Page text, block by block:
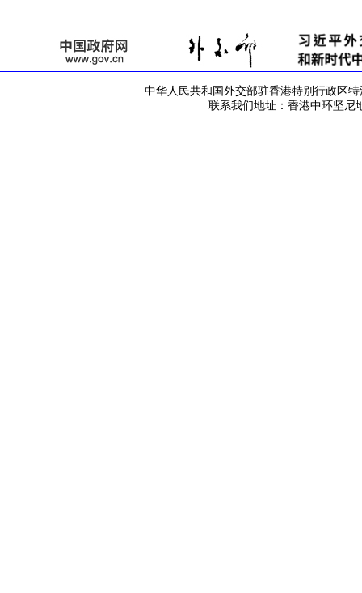
中华人民共和国外交部驻香港特别行政区特
联系我们地址：香港中环坚尼